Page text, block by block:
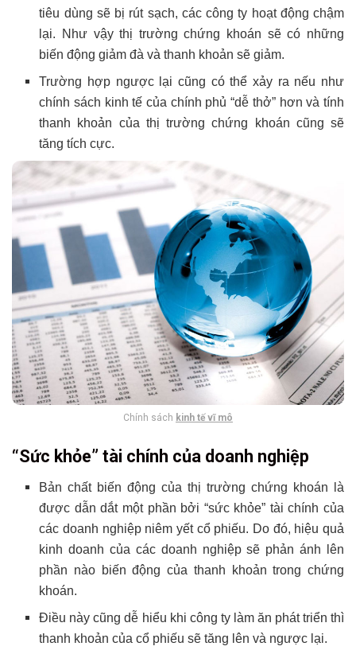
tiêu dùng sẽ bị rút sạch, các công ty hoạt động chậm
lại. Như vậy thị trường chứng khoán sẽ có những
biến động giảm đà và thanh khoản sẽ giảm.
Trường hợp ngược lại cũng có thể xảy ra nếu như
chính sách kinh tế của chính phủ “dễ thở” hơn và tính
thanh khoản của thị trường chứng khoán cũng sẽ
tăng tích cực.
Chính sách kinh tế vĩ mô
“Sức khỏe” tài chính của doanh nghiệp
Bản chất biến động của thị trường chứng khoán là
được dẫn dắt một phần bởi “sức khỏe” tài chính của
các doanh nghiệp niêm yết cổ phiếu. Do đó, hiệu quả
kinh doanh của các doanh nghiệp sẽ phản ánh lên
phần nào biến động của thanh khoản trong chứng
khoán.
Điều này cũng dễ hiểu khi công ty làm ăn phát triển thì
thanh khoản của cổ phiếu sẽ tăng lên và ngược lại.